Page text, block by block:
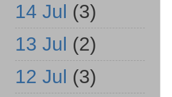
14 Jul (3)
13 Jul (2)
12 Jul (3)